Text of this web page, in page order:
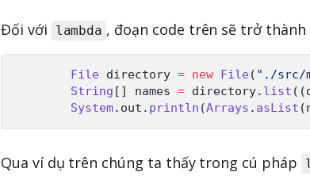
Đối với lambda , đoạn code trên sẽ trở thành
File directory = new File( "./src/
String [ ] names = directory. list ( (
System. out . println (Arrays . asList (
Qua ví dụ trên chúng ta thấy trong cú pháp